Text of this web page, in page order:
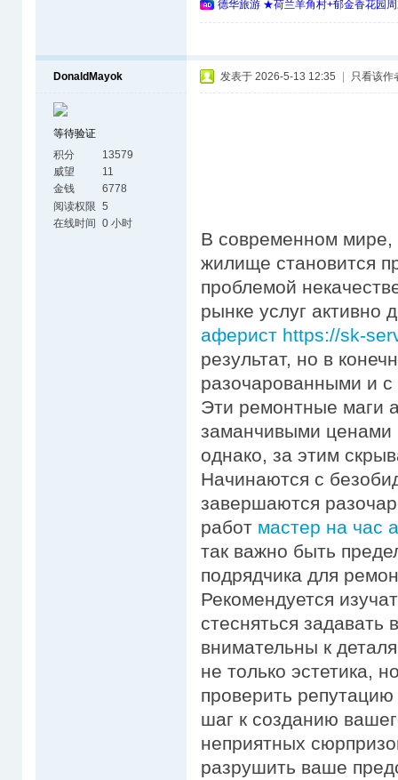
德华旅游 ★荷兰羊角村+郁金香花园
DonaldMayok
等待验证
积分
13579
威望
11
金钱
6778
阅读权限 5
在线时间 0 小时
发表于 2026-5-13 12:35 只看该作
В современном мире,
жилище становится
проблемой
рынке услуг
аферист https://sk-
результат, но в
разочарованными и
Эти ремонтные маги
заманчивыми
однако, за этим
Начинаются с
завершаются
работ мастер на час
так важно быть
подрядчика для
Рекомендуется
стесняться
внимательны к
не только эстетика,
проверить
шаг к созданию
неприятных
разрушить ваше